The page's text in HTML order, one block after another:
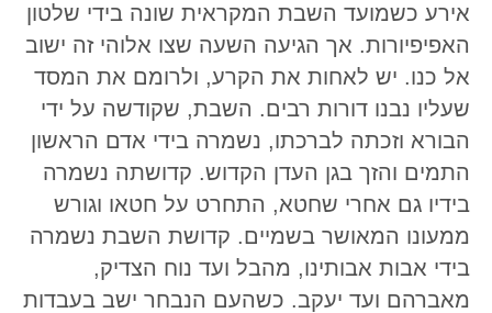
אירע כשמועד השבת המקראית שונה בידי שלטון
האפיפיורות. אך הגיעה השעה שצו אלוהי זה ישוב
אל כנו. יש לאחות את הקרע, ולרומם את המסד
שעליו נבנו דורות רבים. השבת, שקודשה על ידי
הבורא וזכתה לברכתו, נשמרה בידי אדם הראשון
התמים והזך בגן העדן הקדוש. קדושתה נשמרה
בידיו גם אחרי שחטא, התחרט על חטאו וגורש
ממעונו המאושר בשמיים. קדושת השבת נשמרה
בידי אבות אבותינו, מהבל ועד נוח הצדיק,
מאברהם ועד יעקב. כשהעם הנבחר ישב בעבדות